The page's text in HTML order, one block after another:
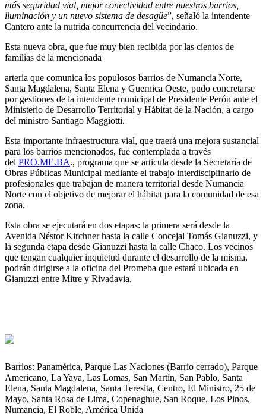
led
sobre
la
Mansilla
más seguridad vial, mejor conectividad entre nuestros barrios,
iluminación y un nuevo sistema de desagüe”, señaló la intendente
Cantero ante la nutrida concurrencia del vecindario.
Esta nueva obra, que fue muy bien recibida por las cientos de
familias de la mencionada
arteria que comunica los populosos barrios de Numancia Norte,
Santa Magdalena, Santa Elena y Guernica Oeste, pudo concretarse
por gestiones de la intendente municipal de Presidente Perón ante el
Ministerio de Desarrollo Territorial y Hábitat de la Nación, a cargo
del ministro Santiago Maggiotti.
Esta importante infraestructura vial, que traerá una mejora sustancial
para los barrios mencionados, fue contemplada a través
del PRO.ME.BA., programa que se articula desde la Secretaría de
Obras Públicas Municipal mediante el trabajo interdisciplinario de
profesionales que trabajan de manera territorial desde Numancia
Norte con el objetivo de mejorar el hábitat para la comunidad de esa
zona.
Esta obra se ejecutará en dos etapas: la primera será desde la
Avenida Néstor Kirchner hasta la calle Concejal Tomás Gianuzzi, y
la segunda etapa desde Gianuzzi hasta la calle Chaco. Los vecinos
que tengan cualquier inquietud durante el desarrollo de la misma,
podrán dirigirse a la oficina del Promeba que estará ubicada en
Gianuzzi entre Mitre y Rivadavia.
Barrios: Panamérica, Parque Las Naciones (Barrio cerrado), Parque
Americano, La Yaya, Las Lomas, San Martín, San Pablo, Santa
Elena, Santa Magdalena, Santa Teresita, Centro, El Ministro, 25 de
Mayo, Santa Rosa de Lima, Copenaghue, San Roque, Los Pinos,
Numancia, El Roble, América Unida